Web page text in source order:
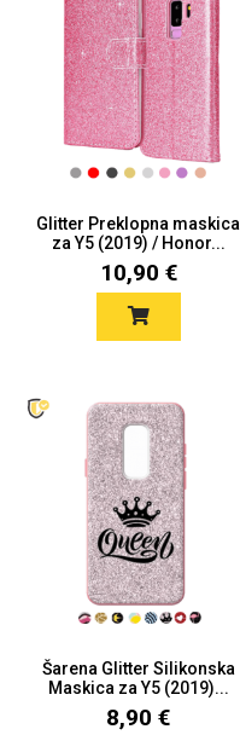
Glitter Preklopna maskica
za Y5 (2019) / Honor...
10,90 €
Šarena Glitter Silikonska
Maskica za Y5 (2019)...
8,90 €
Sleng
Životinjsko carstvo
Svemirska kolekcija
Love motivi
Univerzalne futrole i
maskice